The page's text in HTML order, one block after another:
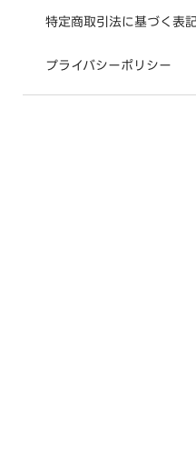
特定商取引法に基づく表
プライバシーポリシー